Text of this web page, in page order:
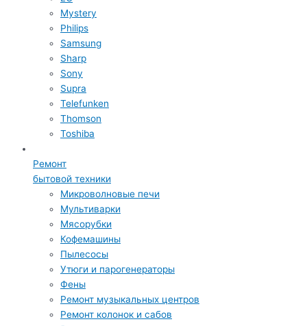
Mystery
Philips
Samsung
Sharp
Sony
Supra
Telefunken
Thomson
Toshiba
Ремонт
бытовой техники
Микроволновые печи
Мультиварки
Мясорубки
Кофемашины
Пылесосы
Утюги и парогенераторы
Фены
Ремонт музыкальных центров
Ремонт колонок и сабов